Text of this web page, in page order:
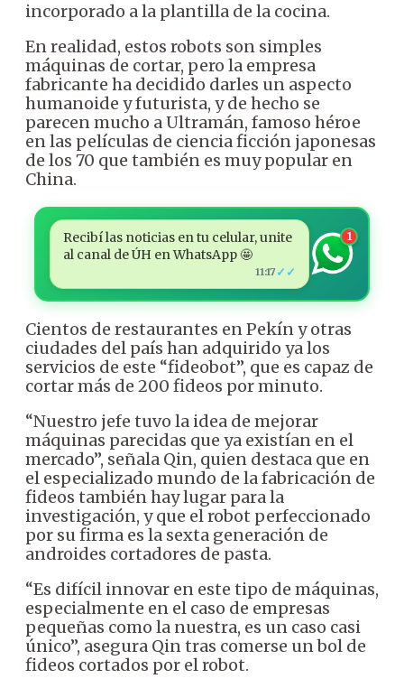
incorporado a la plantilla de la cocina.
En realidad, estos robots son simples
máquinas de cortar, pero la empresa
fabricante ha decidido darles un aspecto
humanoide y futurista, y de hecho se
parecen mucho a Ultramán, famoso héroe
en las películas de ciencia ficción japonesas
de los 70 que también es muy popular en
China.
Recibí las noticias en tu celular, unite
al canal de ÚH en WhatsApp 🤩
11:17 ✓✓
1
Cientos de restaurantes en Pekín y otras
ciudades del país han adquirido ya los
servicios de este “fideobot”, que es capaz de
cortar más de 200 fideos por minuto.
“Nuestro jefe tuvo la idea de mejorar
máquinas parecidas que ya existían en el
mercado”, señala Qin, quien destaca que en
el especializado mundo de la fabricación de
fideos también hay lugar para la
investigación, y que el robot perfeccionado
por su firma es la sexta generación de
androides cortadores de pasta.
“Es difícil innovar en este tipo de máquinas,
especialmente en el caso de empresas
pequeñas como la nuestra, es un caso casi
único”, asegura Qin tras comerse un bol de
fideos cortados por el robot.